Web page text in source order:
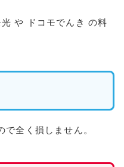
や ドコモでんき の料
全く損しません。